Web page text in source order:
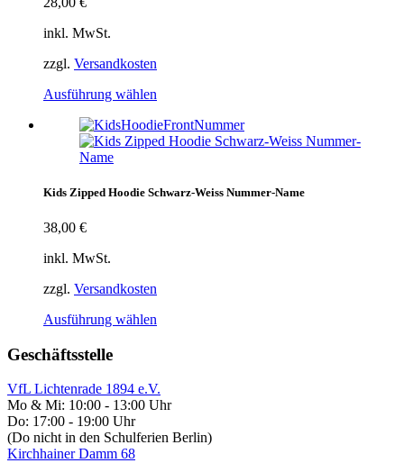
inkl. MwSt.
zzgl. Versandkosten
Ausführung wählen
Kids Zipped Hoodie Schwarz-Weiss Nummer-Name
38,00 €
inkl. MwSt.
zzgl. Versandkosten
Ausführung wählen
Geschäftsstelle
VfL Lichtenrade 1894 e.V.
Mo & Mi: 10:00 - 13:00 Uhr
Do: 17:00 - 19:00 Uhr
(Do nicht in den Schulferien Berlin)
Kirchhainer Damm 68